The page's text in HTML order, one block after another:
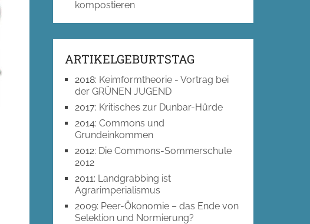
kompostieren
ARTIKELGEBURTSTAG
2018: Keimformtheorie - Vortrag bei
der GRÜNEN JUGEND
2017: Kritisches zur Dunbar-Hürde
2014:Commons und
Grundeinkommen
2012: Die Commons-Sommerschule
2012
2011: Landgrabbing ist
Agrarimperialismus
2009: Peer-Ökonomie – das Ende von
Selektion und Normierung?